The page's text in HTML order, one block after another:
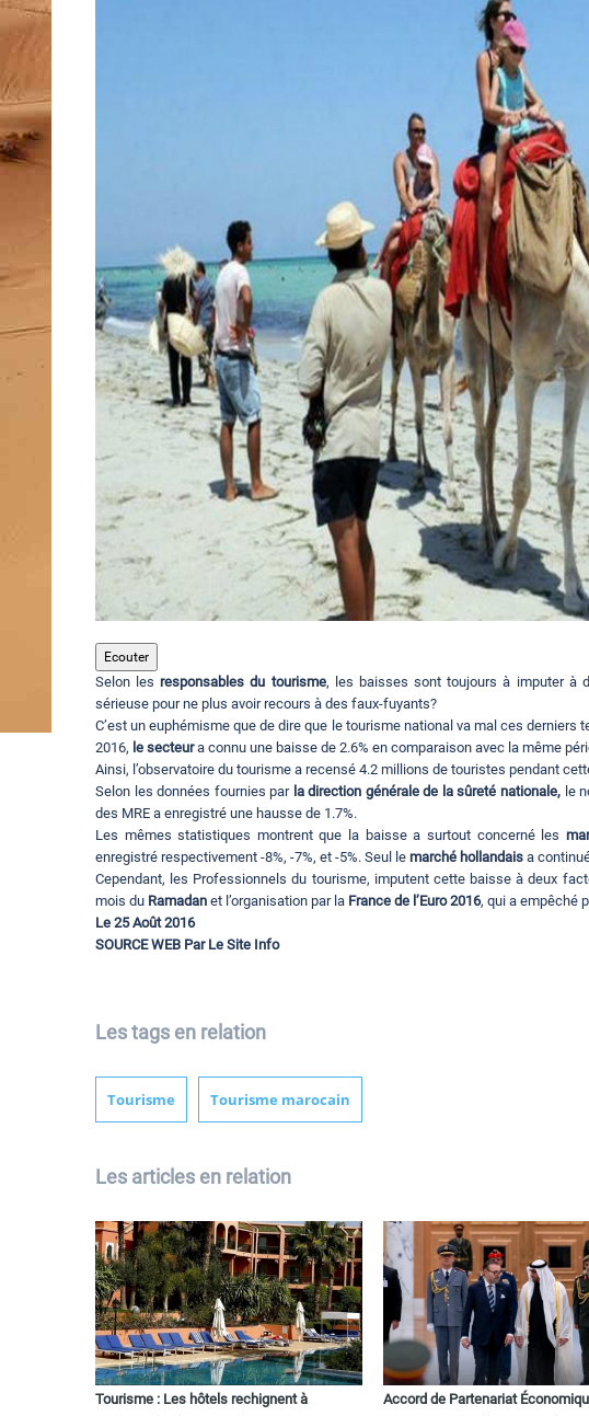
Ecouter
Selon lesresponsables du tourisme, les baisses sont toujours à imputer à
sérieuse pour ne plus avoir recours à des faux-fuyants?
C’est un euphémisme que de dire que le tourisme national va mal ces
2016, le secteura connu une baisse de 2.6% en comparaison avec la même
Ainsi, l’observatoire du tourisme a recensé 4.2 millions de touristes pendant
Selon les données fournies par la direction générale de la sûreté nationale, le
des MRE a enregistré une hausse de 1.7%.
Les mêmes statistiques montrent que la baisse a surtout concerné les
enregistré respectivement -8%, -7%, et -5%. Seul le marché hollandais a
Cependant, les Professionnels du tourisme, imputent cette baisse à deux
mois du Ramadan et l’organisation par la France de l’Euro 2016, qui a empêché
Le 25 Août 2016
SOURCE WEB Par Le Site Info
Les tags en relation
Tourisme Tourisme marocain
Les articles en relation
Tourisme : Les hôtels rechignent à
Accord de Partenariat